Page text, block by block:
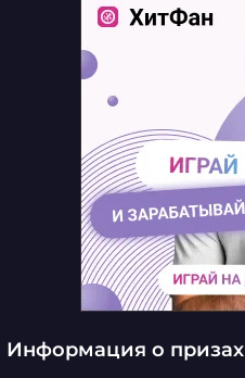
Информация о призах